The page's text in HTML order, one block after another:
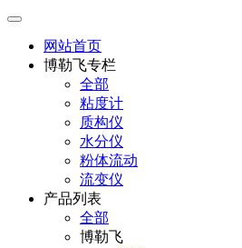
网站首页
博勒飞专栏
全部
粘度计
质构仪
水分仪
粉体流动
流变仪
产品列表
全部
博勒飞